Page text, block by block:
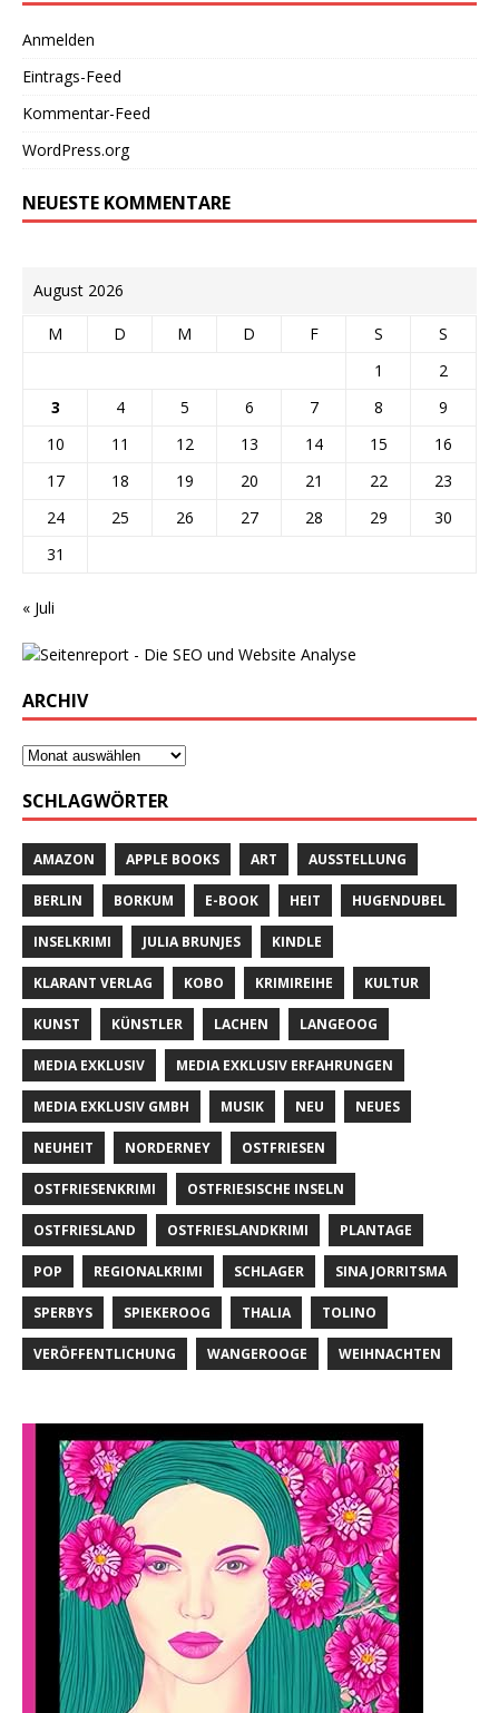
Anmelden
Eintrags-Feed
Kommentar-Feed
WordPress.org
NEUESTE KOMMENTARE
August 2026
M D M D F S
S
1
2
3
4 5 6 7 8
9
10
11 12 13 14 15
16
17
18 19 20 21 22
23
24
25 26 27 28 29
30
31
« Juli
ARCHIV
SCHLAGWÖRTER
AMAZON APPLE BOOKS ART AUSSTELLUNG
BERLIN BORKUM E-BOOK HEIT HUGENDUBEL
INSELKRIMI JULIA BRUNJES KINDLE
KLARANT VERLAG KOBO KRIMIREIHE KULTUR
KUNST KÜNSTLER LACHEN LANGEOOG
MEDIA EXKLUSIV MEDIA EXKLUSIV ERFAHRUNGEN
MEDIA EXKLUSIV GMBH MUSIK NEU NEUES
NEUHEIT NORDERNEY OSTFRIESEN
OSTFRIESENKRIMI OSTFRIESISCHE INSELN
OSTFRIESLAND OSTFRIESLANDKRIMI PLANTAGE
POP REGIONALKRIMI SCHLAGER SINA JORRITSMA
SPERBYS SPIEKEROOG THALIA TOLINO
VERÖFFENTLICHUNG WANGEROOGE WEIHNACHTEN